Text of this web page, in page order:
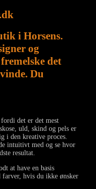
i Horsens.
og
det
Du
det er det mest
uld, skind og pels er
i den kreative proces.
intuitivt med og se hvor
resultat.
at have en basis
farver, hvis du ikke ønsker